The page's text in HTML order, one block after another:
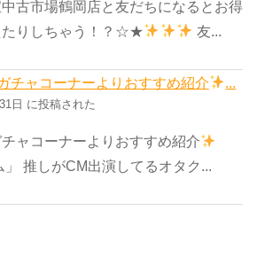
古市場鶴岡店と友だちになるとお得
たりしちゃう！？☆★
友...
チャコーナーよりおすすめ紹介 ...
日 に投稿された
ャコーナーよりおすすめ紹介
」 推しがCM出演してるオタク...